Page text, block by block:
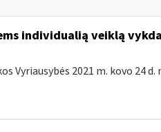
individualią veiklą
Vyriausybės 2021 m. kovo 24 d.